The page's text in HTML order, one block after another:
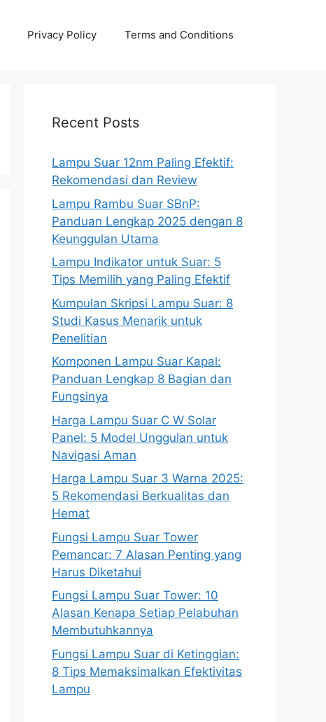
Privacy Policy Terms and Conditions
Recent Posts
Lampu Suar 12nm Paling Efektif:
Rekomendasi dan Review
Lampu Rambu Suar SBnP:
Panduan Lengkap 2025 dengan 8
Keunggulan Utama
Lampu Indikator untuk Suar: 5
Tips Memilih yang Paling Efektif
Kumpulan Skripsi Lampu Suar: 8
Studi Kasus Menarik untuk
Penelitian
Komponen Lampu Suar Kapal:
Panduan Lengkap 8 Bagian dan
Fungsinya
Harga Lampu Suar C W Solar
Panel: 5 Model Unggulan untuk
Navigasi Aman
Harga Lampu Suar 3 Warna 2025:
5 Rekomendasi Berkualitas dan
Hemat
Fungsi Lampu Suar Tower
Pemancar: 7 Alasan Penting yang
Harus Diketahui
Fungsi Lampu Suar Tower: 10
Alasan Kenapa Setiap Pelabuhan
Membutuhkannya
Fungsi Lampu Suar di Ketinggian:
8 Tips Memaksimalkan Efektivitas
Lampu